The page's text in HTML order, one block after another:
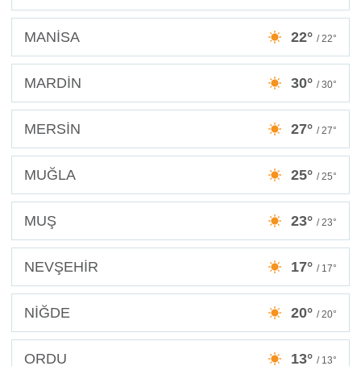
MANİSA 22° / 22°
MARDİN 30° / 30°
MERSİN 27° / 27°
MUĞLA 25° / 25°
MUŞ 23° / 23°
NEVŞEHİR 17° / 17°
NİĞDE 20° / 20°
ORDU 13° / 13°